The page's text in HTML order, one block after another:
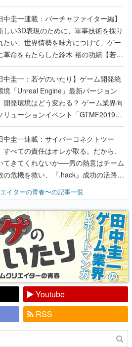
ゲのいたり最終回】
中圭一連載：バーチャファイター編】
しい3D表現のために、軍事技術を採り
たい」世界情勢を味方につけて、ゲー
革命をもたらした鈴木 裕の功績【若ゲ
たり】
中圭一：若ゲのいたり】ゲーム開発統
境「Unreal Engine」最新バージョン
開発環境はどう変わる？ ゲーム業界向
リューションイベント「GTMF2019」
って、より理解を深めよう【PR】
中圭一連載：サイバーコネクトツー
すべての責任はオレが取る。だから、
てきてくれないか──男の熱意はチーム
の危機を救い、『.hack』成功の活路を
年ジャンプ』色だった【若ゲのいた
イターの青春〜の記事一覧
Youtube
RSS